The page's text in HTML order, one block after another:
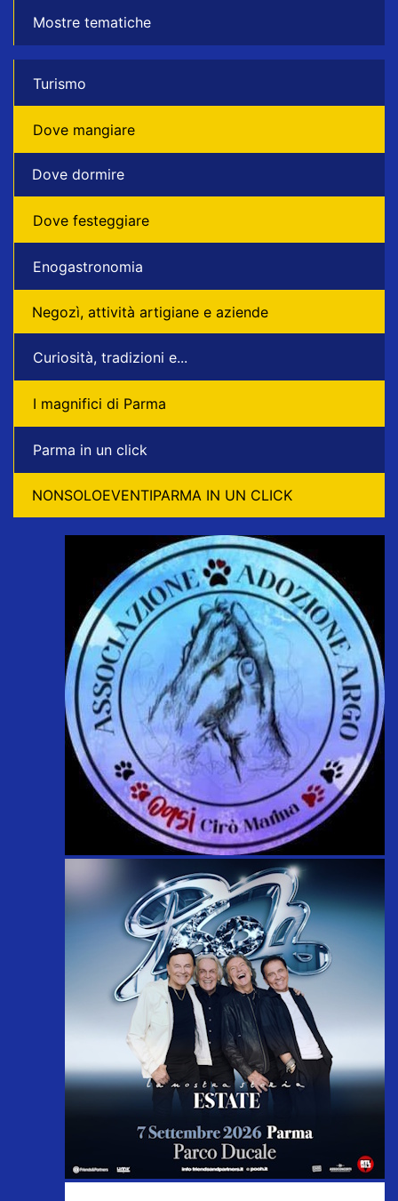
Mostre tematiche
Turismo
Dove mangiare
Dove dormire
Dove festeggiare
Enogastronomia
Negozì, attività artigiane e aziende
Curiosità, tradizioni e...
I magnifici di Parma
Parma in un click
NONSOLOEVENTIPARMA IN UN CLICK